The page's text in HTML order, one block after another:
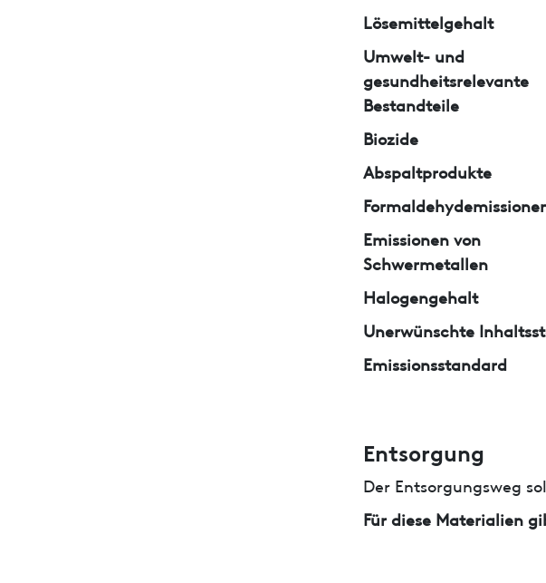
Lösemittelgehalt
Umwelt- und
gesundheitsrelevante
Bestandteile
Biozide
Abspaltprodukte
Emissionen von
Schwermetallen
Halogengehalt
Unerwünschte
Emissionsstandard
Entsorgung
Der Entsorgungsweg
Für diese Materialien